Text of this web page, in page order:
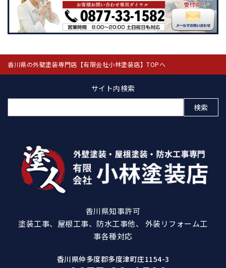
香川県の外壁塗装専門店【有限会社小林塗装店】TOPへ
サイト内検索
索:
香川県知事許可
塗装工事、屋根工事、防水工事他、 外装リフォーム工
事各種対応
香川県仲多度郡多度津町庄1154-3